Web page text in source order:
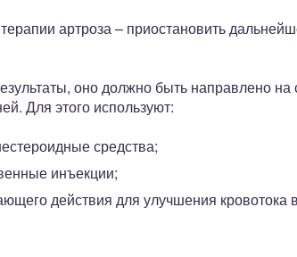
артроза – приостановить
оно должно быть направлено на
Для этого используют:
средства;
инъекции;
действия для улучшения